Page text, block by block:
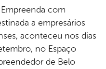
com
a empresários
aconteceu nos dias
no Espaço
de Belo